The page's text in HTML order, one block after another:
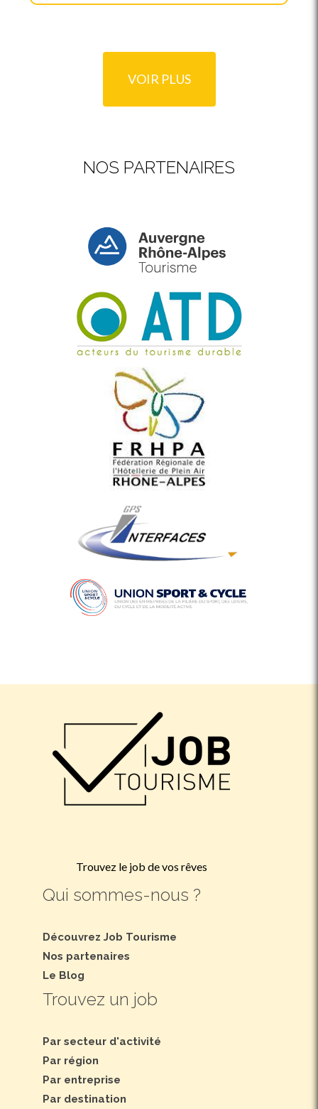
VOIR PLUS
NOS PARTENAIRES
Trouvez le job de vos rêves
Qui sommes-nous ?
Découvrez Job Tourisme
Nos partenaires
Le Blog
Trouvez un job
Par secteur d'activité
Par région
Par entreprise
Par destination